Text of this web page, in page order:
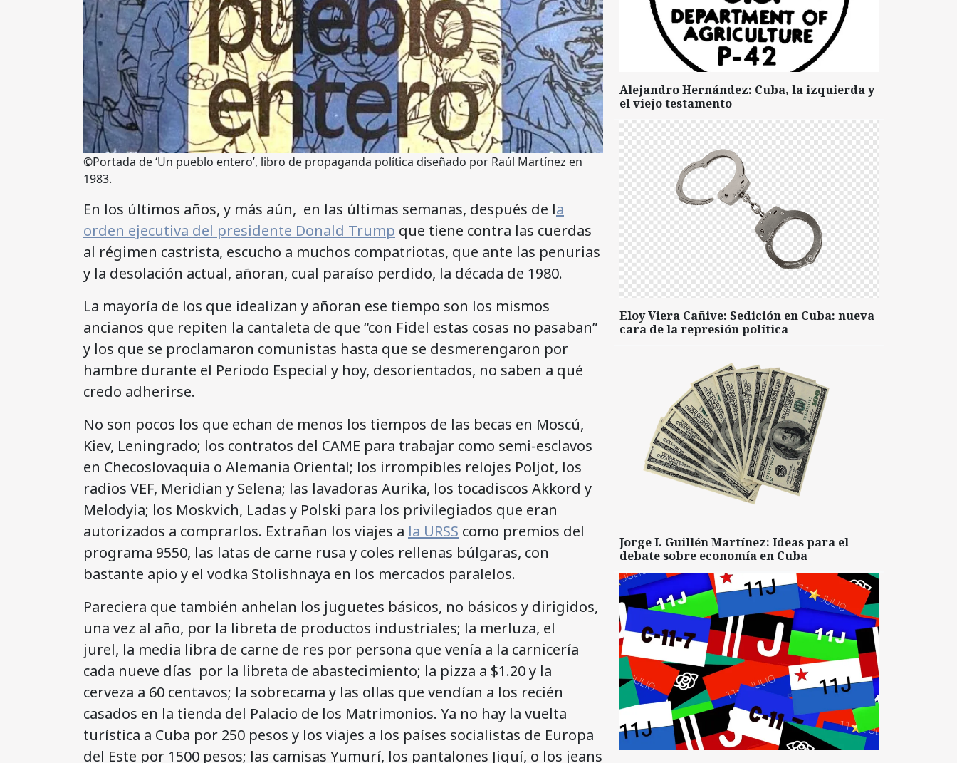
©Portada de ‘Un pueblo entero’, libro de propaganda política diseñado por Raúl Martínez en
1983.
En los últimos años, y más aún, en las últimas semanas, después de la
orden ejecutiva del presidente Donald Trump que tiene contra las cuerdas
al régimen castrista, escucho a muchos compatriotas, que ante las penurias
y la desolación actual, añoran, cual paraíso perdido, la década de 1980.
La mayoría de los que idealizan y añoran ese tiempo son los mismos
ancianos que repiten la cantaleta de que “con Fidel estas cosas no pasaban”
y los que se proclamaron comunistas hasta que se desmerengaron por
hambre durante el Periodo Especial y hoy, desorientados, no saben a qué
credo adherirse.
No son pocos los que echan de menos los tiempos de las becas en Moscú,
Kiev, Leningrado; los contratos del CAME para trabajar como semi-esclavos
en Checoslovaquia o Alemania Oriental; los irrompibles relojes Poljot, los
radios VEF, Meridian y Selena; las lavadoras Aurika, los tocadiscos Akkord y
Melodyia; los Moskvich, Ladas y Polski para los privilegiados que eran
autorizados a comprarlos. Extrañan los viajes a la URSS como premios del
programa 9550, las latas de carne rusa y coles rellenas búlgaras, con
bastante apio y el vodka Stolishnaya en los mercados paralelos.
Pareciera que también anhelan los juguetes básicos, no básicos y dirigidos,
una vez al año, por la libreta de productos industriales; la merluza, el
jurel, la media libra de carne de res por persona que venía a la carnicería
cada nueve días por la libreta de abastecimiento; la pizza a $1.20 y la
cerveza a 60 centavos; la sobrecama y las ollas que vendían a los recién
casados en la tienda del Palacio de los Matrimonios. Ya no hay la vuelta
turística a Cuba por 250 pesos y los viajes a los países socialistas de Europa
del Este por 1500 pesos; las camisas Yumurí, los pantalones Jiquí, o los jeans
Alejandro Hernández: Cuba, la izquierda y
el viejo testamento
Eloy Viera Cañive: Sedición en Cuba: nueva
cara de la represión política
Jorge I. Guillén Martínez: Ideas para el
debate sobre economía en Cuba